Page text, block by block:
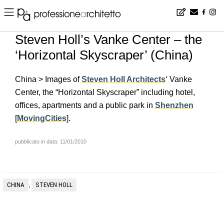
Home ▪ news ▪ en ▪ Steven Holl’s Vanke Center – the ‘Horizontal Skyscraper’ (China)
Steven Holl’s Vanke Center – the
‘Horizontal Skyscraper’ (China)
China > Images ofSteven Holl Architects‘ Vanke
Center, the “Horizontal Skyscraper” including hotel,
offices, apartments and a public park in Shenzhen
[MovingCities].
pubblicato in data: 11/01/2010
CHINA , STEVEN HOLL